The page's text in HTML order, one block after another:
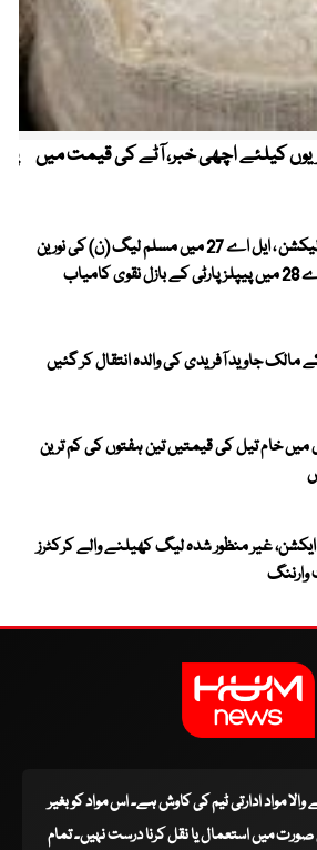
کیلئے اچھی خبر، آٹے کی قیمت میں
آزاد کشمیر الیکشن ، ایل اے 27 میں مسلم لیگ (ن) کی نورین
کامیاب
مالک جاوید آفریدی کی والدہ انتقال کر گئیں
خام تیل کی قیمتیں تین ہفتوں کی کم ترین
غیر منظور شدہ لیگ کھیلنے والے کرکٹرز
والا مواد ادارتی ٹیم کی کاوش ہے۔ اس مواد کو بغیر
میں استعمال یا نقل کرنا درست نہیں۔ تمام